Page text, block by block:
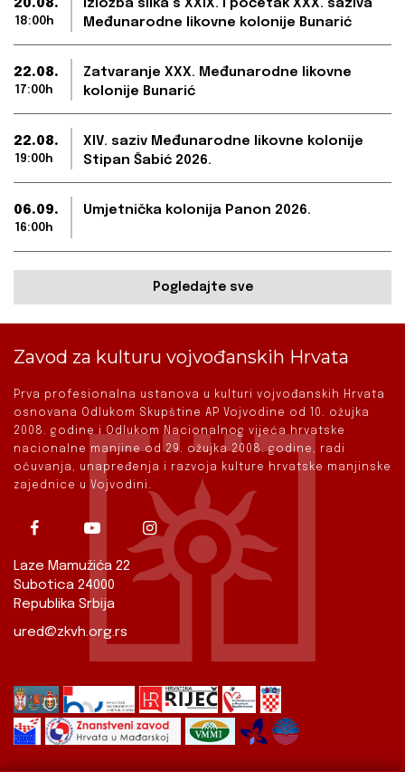
20.08.
18:00h
Izložba slika s XXIX. i početak XXX. saziva
Međunarodne likovne kolonije Bunarić
22.08.
17:00h
Zatvaranje XXX. Međunarodne likovne
kolonije Bunarić
22.08.
19:00h
XIV. saziv Međunarodne likovne kolonije
Stipan Šabić 2026.
06.09.
16:00h
Umjetnička kolonija Panon 2026.
Pogledajte sve
Zavod za kulturu vojvođanskih Hrvata
Prva profesionalna ustanova u kulturi vojvođanskih Hrvata
osnovana Odlukom Skupštine AP Vojvodine od 10. ožujka
2008. godine i Odlukom Nacionalnog vijeća hrvatske
nacionalne manjine od 29. ožujka 2008. godine, radi
očuvanja, unapređenja i razvoja kulture hrvatske manjinske
zajednice u Vojvodini.
Laze Mamužića 22
Subotica 24000
Republika Srbija
ured@zkvh.org.rs